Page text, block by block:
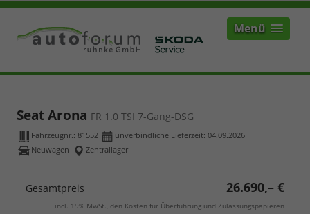
Menü
Seat Arona FR 1.0 TSI 7-Gang-DSG
Fahrzeugnr.: 81552 unverbindliche Lieferzeit: 04.09.2026
Neuwagen
Zentrallager
Gesamtpreis 26.690,– €
incl. 19% MwSt., den Kosten für Überführung und Zulassungspapieren